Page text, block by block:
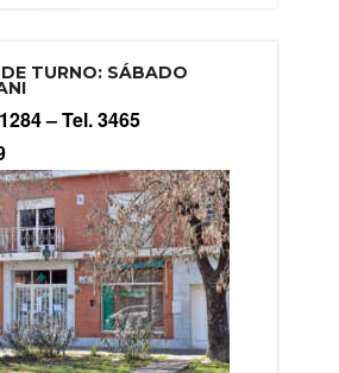
TURNO: SÁBADO
–Tel. 3465